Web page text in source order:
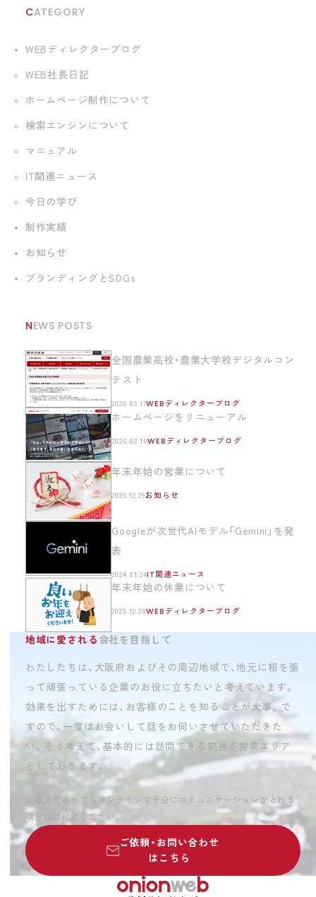
CATEGORY
WEBディレクターブログ
WEB社長日記
ホームページ制作について
検索エンジンについて
マニュアル
IT関連ニュース
今日の学び
制作実績
お知らせ
ブランディングとSDGs
NEWS POSTS
全国農業高校・農業大学校デジタルコン
テスト
2026.02.17WEBディレクターブログ
ホームページをリニューアル
2026.02.10WEBディレクターブログ
年末年始の営業について
2025.12.29 お知らせ
Googleが次世代AIモデル「Gemini」を発
表
2024.01.24IT関連ニュース
年末年始の休業について
2023.12.28WEBディレクターブログ
地域に愛される 会社を目指して
わたしたちは、大阪府およびその周辺地域で、地元に根を張
って頑張っている企業のお役に立ちたいと考えています。
効果を出すためには、お客様のことを知ることが大事。で
すので、一度はお会いして話をお伺いさせていただきた
い。そう考えて、基本的には訪問できる範囲を営業エリア
としております。
※遠方であってもオンラインで十分にコミュニケーションがとれる
場合はご相談ください。
ご依頼・お問い合わせ
はこちら